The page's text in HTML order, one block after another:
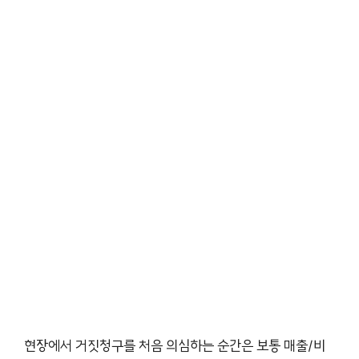
현장에서 거짓청구를 처음 의심하는 순간은 보통 매출/비